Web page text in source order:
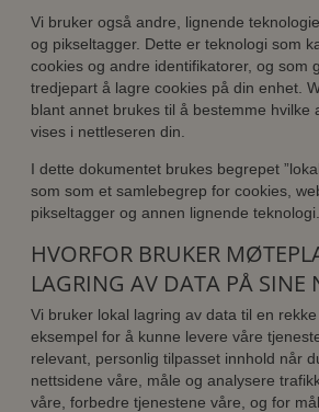
Vi bruker også andre, lignende
og pikseltagger. Dette er teknologi som
cookies og andre identifikatorer, og som
tredjepart å lagre cookies på din enhet.
blant annet brukes til å bestemme hvilke
vises i nettleseren din.
I dette dokumentet brukes begrepet
som som et samlebegrep for cookies,
pikseltagger og annen lignende teknologi.
HVORFOR BRUKER
LAGRING AV DATA PÅ SINE
Vi bruker lokal lagring av data til en
eksempel for å kunne levere våre
relevant, personlig tilpasset innhold når
nettsidene våre, måle og analysere
våre, forbedre tjenestene våre, og for